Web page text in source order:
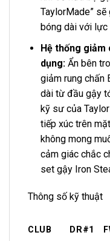
TaylorMade”
bóng dài với lực
Hệ thống giảm
dụng:Ẩn bên
giảm rung chấn
dài từ đầu gậy
kỹ sư của
tiếp xúc trên
không mong
cảm giác chắc
set gậy Iron
Thông số kỹ thuật
CLUB DR#1